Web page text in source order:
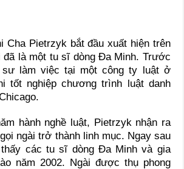
Cha Pietrzyk bắt đầu xuất hiện trên
đã là một tu sĩ dòng Đa Minh. Trước
làm việc tại một công ty luật ở
tốt nghiệp chương trình luật danh
hành nghề luật, Pietrzyk nhận ra
ngài trở thành linh mục. Ngay sau
các tu sĩ dòng Đa Minh và gia
năm 2002. Ngài được thụ phong